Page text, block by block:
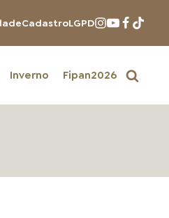
CadastroLGPD
Inverno Fipan2026